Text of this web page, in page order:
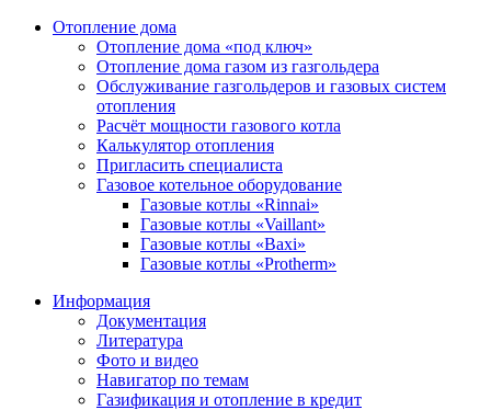
Отопление дома
Отопление дома «под ключ»
Отопление дома газом из газгольдера
Обслуживание газгольдеров и газовых систем
отопления
Расчёт мощности газового котла
Калькулятор отопления
Пригласить специалиста
Газовое котельное оборудование
Газовые котлы «Rinnai»
Газовые котлы «Vaillant»
Газовые котлы «Baxi»
Газовые котлы «Protherm»
Информация
Документация
Литература
Фото и видео
Навигатор по темам
Газификация и отопление в кредит